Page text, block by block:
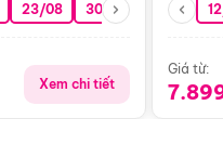
23/08 30/08 06/09
Xem chi tiết
Giá từ: